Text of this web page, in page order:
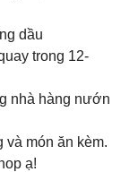
dầu
trong 12-
nhà hàng nướn
món ăn kèm.
ạ!